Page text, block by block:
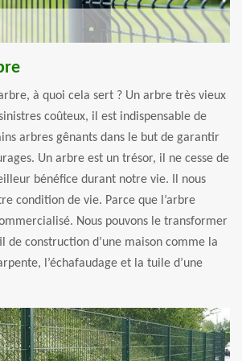
à quoi cela sert ? Un arbre très vieux
coûteux, il est indispensable de
arbres gênants dans le but de garantir
Un arbre est un trésor, il ne cesse de
bénéfice durant notre vie. Il nous
condition de vie. Parce que l’arbre
Nous pouvons le transformer
de construction d’une maison comme la
l’échafaudage et la tuile d’une